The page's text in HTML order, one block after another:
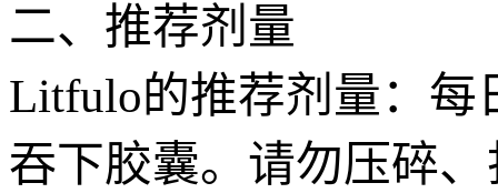
二、推荐剂量
Litfulo的推荐剂量：每
吞下胶囊。请勿压碎